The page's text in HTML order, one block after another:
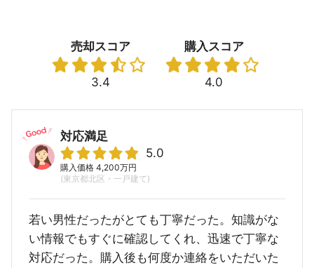
売却スコア
3.4
購入スコア
4.0
対応満足
5.0
購入価格 4,200万円
(東京都北区・一戸建て)
若い男性だったがとても丁寧だった。知識がな
い情報でもすぐに確認してくれ、迅速で丁寧な
対応だった。購入後も何度か連絡をいただいた